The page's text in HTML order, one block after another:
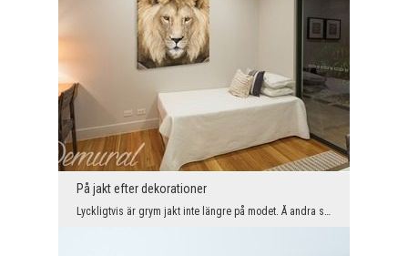
På jakt efter dekorationer
Lyckligtvis är grym jakt inte längre på modet. Å andra sidan är modet för afrikanska inredningsti...